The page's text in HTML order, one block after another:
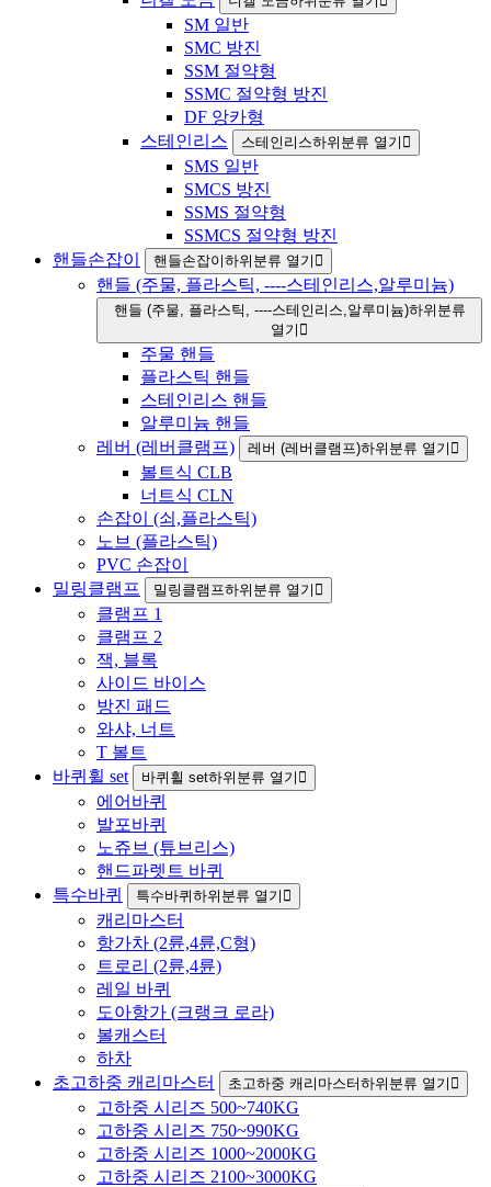
SM 일반
SMC 방진
SSM 절약형
SSMC 절약형 방진
DF 앙카형
스테인리스
스테인리스하위분류 열기
SMS 일반
SMCS 방진
SSMS 절약형
SSMCS 절약형 방진
핸들손잡이
핸들손잡이하위분류 열기
핸들 (주물, 플라스틱, ----스테인리스,알루미늄)
핸들 (주물, 플라스틱, ----스테인리스,알루미늄)하위분류
열기
주물 핸들
플라스틱 핸들
스테인리스 핸들
알루미늄 핸들
레버 (레버클램프)
레버 (레버클램프)하위분류 열기
볼트식 CLB
너트식 CLN
손잡이 (쇠,플라스틱)
노브 (플라스틱)
PVC 손잡이
밀링클램프
밀링클램프하위분류 열기
클램프 1
클램프 2
잭, 블록
사이드 바이스
방진 패드
와샤, 너트
T 볼트
바퀴휠 set
바퀴휠 set하위분류 열기
에어바퀴
발포바퀴
노쥬브 (튜브리스)
핸드파렛트 바퀴
특수바퀴
특수바퀴하위분류 열기
캐리마스터
항가차 (2륜,4륜,C형)
트로리 (2륜,4륜)
레일 바퀴
도아항가 (크랭크 로라)
볼캐스터
하차
초고하중 캐리마스터
초고하중 캐리마스터하위분류 열기
고하중 시리즈 500~740KG
고하중 시리즈 750~990KG
고하중 시리즈 1000~2000KG
고하중 시리즈 2100~3000KG